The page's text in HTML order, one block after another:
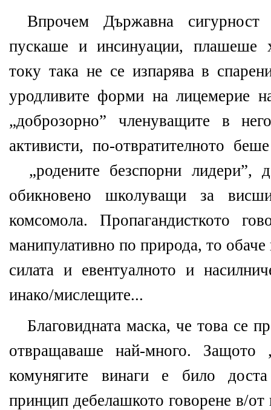
Впрочем Държавна
пускаше и инсинуации, плашеше
току така не се изпарява в
уродливите форми на лицемерие
„доброзорно” членуващите в
активисти, по-отвратителното
„родените безспорни лидери”,
обикновено школуващи за
комсомола. Пропагандисткото
манипулативно по природа, то обаче
силата и евентуалното и
инако/мислещите...
Благовидната маска, че това се
отвращаваше най-много. Защото
комунягите винаги е било
принцип дебелашкото говорене в/от